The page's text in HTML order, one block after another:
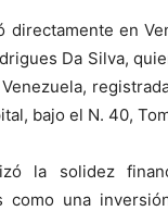
en
Da Silva,
bajo el N. 40,
la solidez
como una